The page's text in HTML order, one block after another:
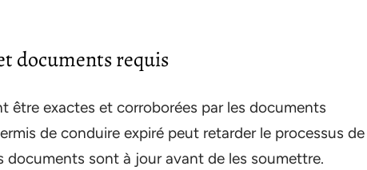
documents requis
être exactes et corroborées par les documents
de conduire expiré peut retarder le processus de
sont à jour avant de les soumettre.